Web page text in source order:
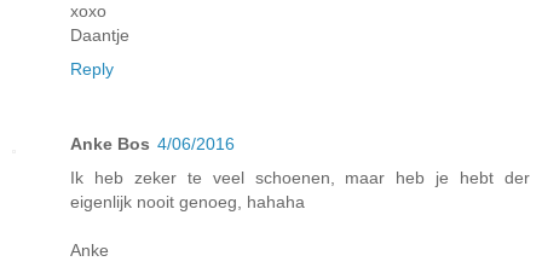
xoxo
Daantje
Reply
Anke Bos 4/06/2016
Ik heb zeker te veel schoenen, maar heb je hebt der
eigenlijk nooit genoeg, hahaha
Anke